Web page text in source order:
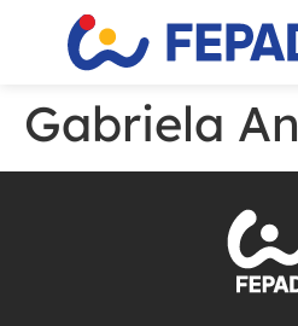
Gabriela